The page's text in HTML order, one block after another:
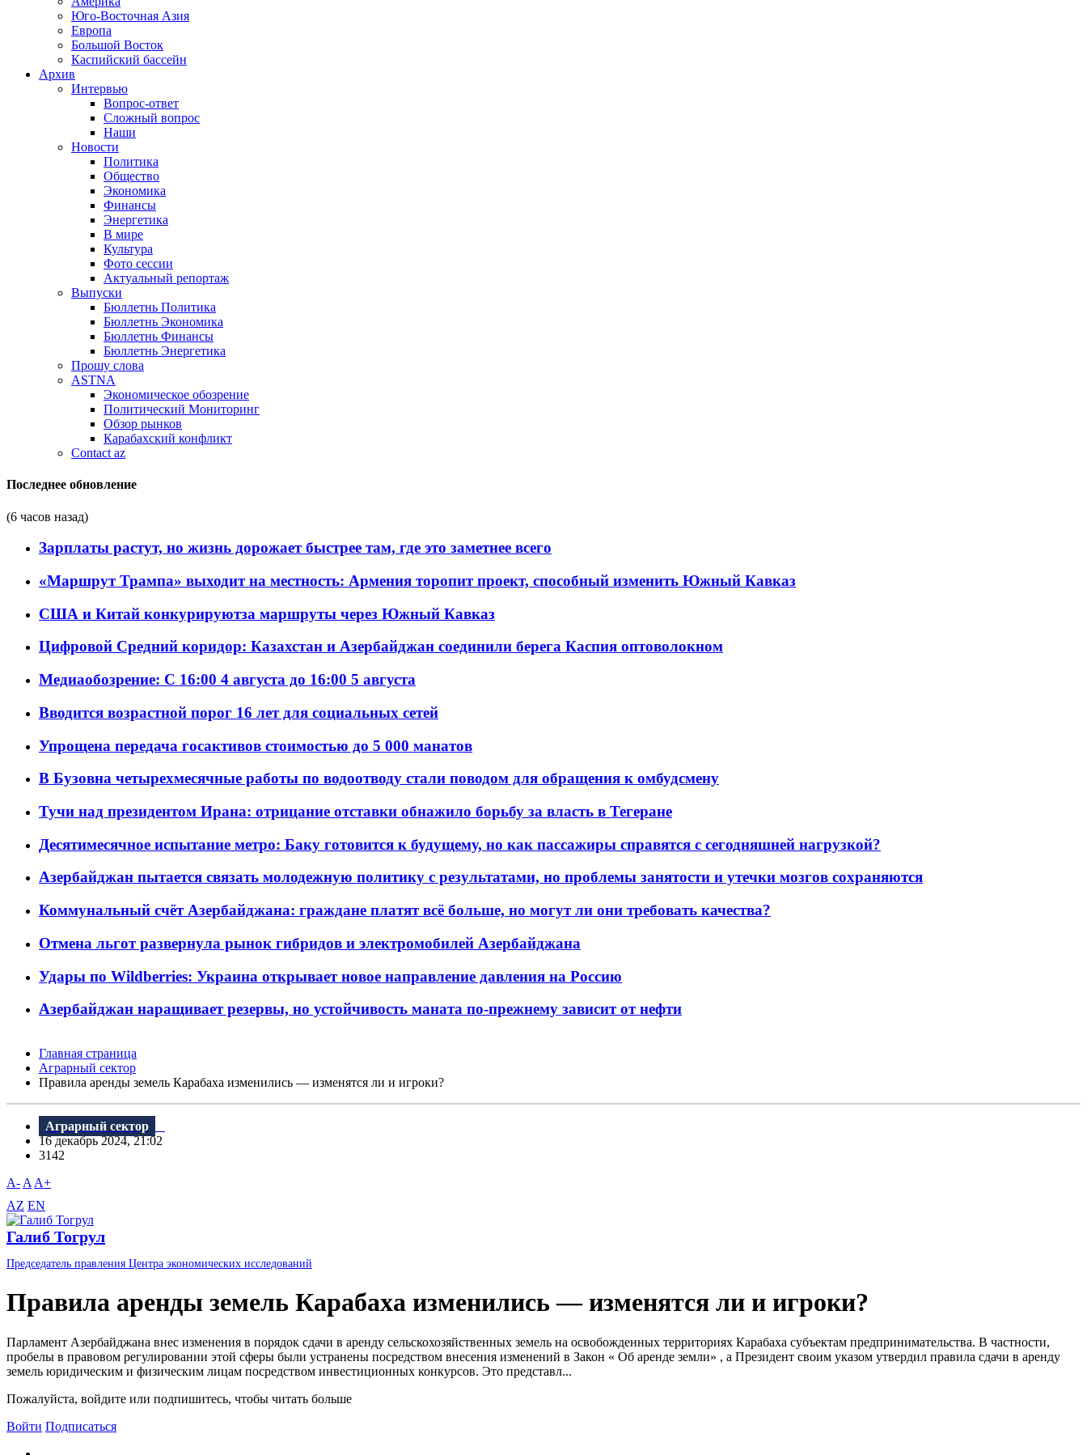
Юго-Восточная Азия
Европа
Большой Восток
Каспийский бассейн
Архив
Интервью
Вопрос-ответ
Сложный вопрос
Наши
Новости
Политика
Общество
Экономика
Финансы
Энергетика
В мире
Культура
Фото сессии
Актуальный репортаж
Выпуски
Бюллетнь Политика
Бюллетнь Экономика
Бюллетнь Финансы
Бюллетнь Энергетика
Прошу слова
ASTNA
Экономическое обозрение
Политический Мониторинг
Обзор рынков
Карабахский конфликт
Contact az
Последнее обновление
(6 часов назад)
Зарплаты растут, но жизнь дорожает быстрее там, где это заметнее всего
«Маршрут Трампа» выходит на местность: Армения торопит проект, способный изменить Южный Кавказ
США и Китай конкурируютза маршруты через Южный Кавказ
Цифровой Средний коридор: Казахстан и Азербайджан соединили берега Каспия оптоволокном
Медиаобозрение: С 16:00 4 августа до 16:00 5 августа
Вводится возрастной порог 16 лет для социальных сетей
Упрощена передача госактивов стоимостью до 5 000 манатов
В Бузовна четырехмесячные работы по водоотводу стали поводом для обращения к омбудсмену
Тучи над президентом Ирана: отрицание отставки обнажило борьбу за власть в Тегеране
Десятимесячное испытание метро: Баку готовится к будущему, но как пассажиры справятся с сегодняшней нагрузкой?
Азербайджан пытается связать молодежную политику с результатами, но проблемы занятости и утечки мозгов сохраняются
Коммунальный счёт Азербайджана: граждане платят всё больше, но могут ли они требовать качества?
Отмена льгот развернула рынок гибридов и электромобилей Азербайджана
Удары по Wildberries: Украина открывает новое направление давления на Россию
Азербайджан наращивает резервы, но устойчивость маната по-прежнему зависит от нефти
Главная страница
Аграрный сектор
Правила аренды земель Карабаха изменились — изменятся ли и игроки?
Аграрный сектор
16 декабрь 2024, 21:02
3142
A- A A+
AZ EN
Галиб Тогрул
Председатель правления Центра экономических исследований
Правила аренды земель Карабаха изменились — изменятся ли и игроки?
Парламент Азербайджана внес изменения в порядок сдачи в аренду сельскохозяйственных земель на освобожденных территориях Карабаха субъектам предпринимательства. В частности,
пробелы в правовом регулировании этой сферы были устранены посредством внесения изменений в Закон « Об аренде земли» , а Президент своим указом утвердил правила сдачи в аренду
земель юридическим и физическим лицам посредством инвестиционных конкурсов. Это представл...
Пожалуйста, войдите или подпишитесь, чтобы читать больше
Войти Подписаться